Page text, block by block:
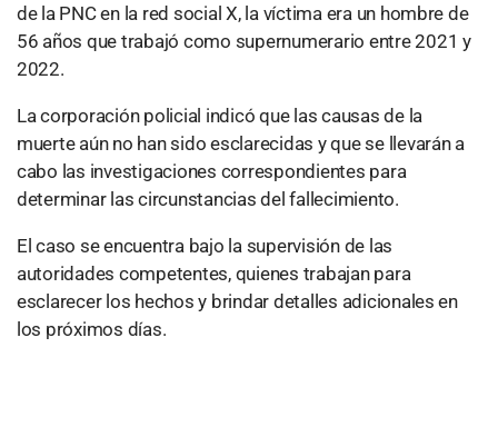
de la PNC en la red social X, la víctima era un hombre de
56 años que trabajó como supernumerario entre 2021 y
2022.
La corporación policial indicó que las causas de la
muerte aún no han sido esclarecidas y que se llevarán a
cabo las investigaciones correspondientes para
determinar las circunstancias del fallecimiento.
El caso se encuentra bajo la supervisión de las
autoridades competentes, quienes trabajan para
esclarecer los hechos y brindar detalles adicionales en
los próximos días.